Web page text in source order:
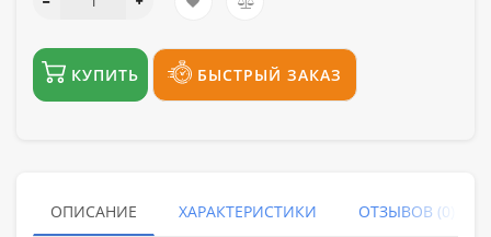
КУПИТЬ БЫСТРЫЙ ЗАКАЗ
ОПИСАНИЕ ХАРАКТЕРИСТИКИ ОТЗЫВОВ (0)